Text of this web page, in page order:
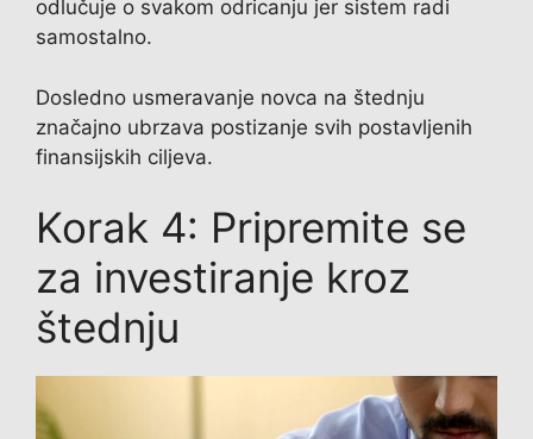
odlučuje o svakom odricanju jer sistem radi
samostalno.
Dosledno usmeravanje novca na štednju
značajno ubrzava postizanje svih postavljenih
finansijskih ciljeva.
Korak 4: Pripremite se
za investiranje kroz
štednju